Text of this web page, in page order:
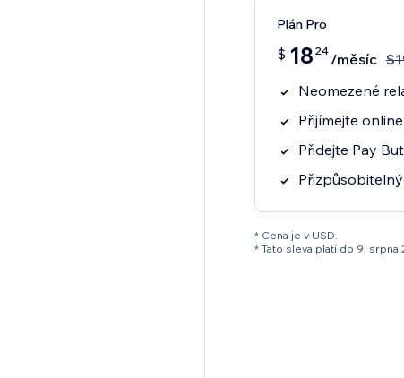
Plán Pro
$ 18 24 /měsíc $
Neomezené
Přijímejte
Přidejte Pay
* Cena je v USD.
* Tato sleva platí do 9.